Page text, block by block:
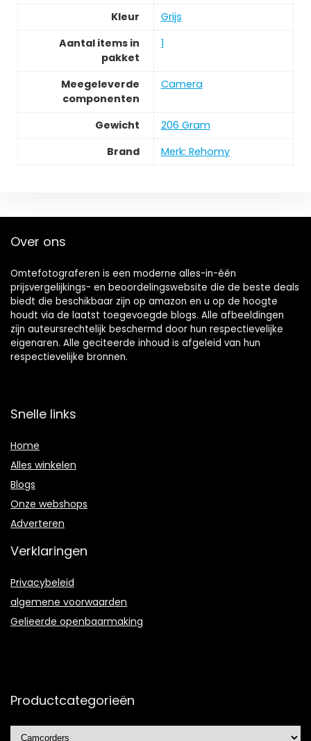
Kleur
‎Grijs
Aantal items in
pakket
‎1
Meegeleverde
componenten
‎Camera
Gewicht
‎206 Gram
Brand
Merk: Rehomy
Over ons
Omtefotograferen is een moderne alles-in-één
prijsvergelijkings- en beoordelingswebsite die de beste deals
biedt die beschikbaar zijn op amazon en u op de hoogte
houdt via de laatst toegevoegde blogs. Alle afbeeldingen
zijn auteursrechtelijk beschermd door hun respectievelijke
eigenaren. Alle geciteerde inhoud is afgeleid van hun
respectievelijke bronnen.
Snelle links
Home
Alles winkelen
Blogs
Onze webshops
Adverteren
Verklaringen
Privacybeleid
algemene voorwaarden
Gelieerde openbaarmaking
Productcategorieën